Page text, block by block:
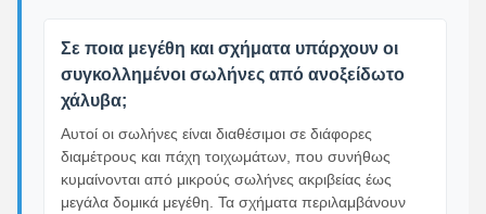
Σε ποια μεγέθη και σχήματα υπάρχουν οι
συγκολλημένοι σωλήνες από ανοξείδωτο
χάλυβα;
Αυτοί οι σωλήνες είναι διαθέσιμοι σε διάφορες
διαμέτρους και πάχη τοιχωμάτων, που συνήθως
κυμαίνονται από μικρούς σωλήνες ακριβείας έως
μεγάλα δομικά μεγέθη. Τα σχήματα περιλαμβάνουν